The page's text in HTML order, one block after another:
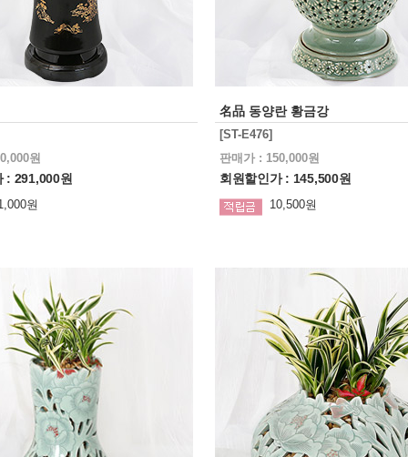
원
: 291,000원
원
名品 동양란 황금강
[ST-E476]
판매가 : 150,000원
회원할인가 : 145,500원
10,500원